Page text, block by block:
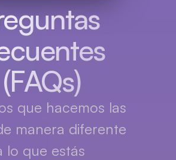
(FAQs)
que hacemos las
manera diferente
lo que estás